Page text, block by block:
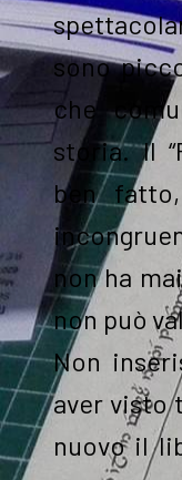
sono
che
storia. Il
ben
non ha
non può
Non
aver
nuovo il